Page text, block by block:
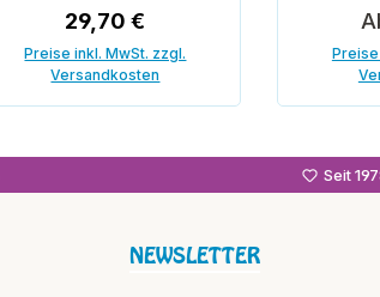
Regulärer Preis:
29,70 €
Preise inkl. MwSt. zzgl.
Versandkosten
Preise
Seit
NEWSLETTER